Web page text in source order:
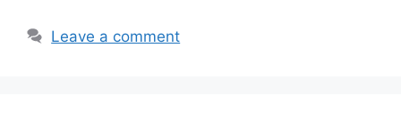
Leave a comment